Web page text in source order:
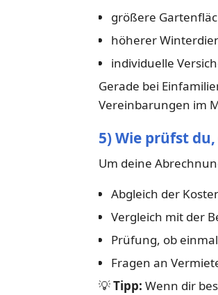
größere
höherer
individuelle
Gerade bei
Vereinbarungen im
5) Wie prüfst
Um deine
Abgleich der
Vergleich mit der
Prüfung, ob
Fragen an
💡Tipp: Wenn dir